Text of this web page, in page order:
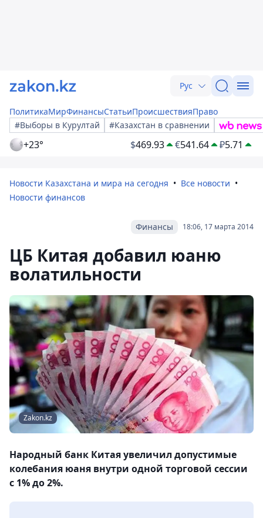
Рус
ПолитикаМирФинансыСтатьиПроисшествияПраво
#Выборы в Курултай
#Казахстан в сравнении
+23° $469.93 €541.64 ₽5.71
Новости Казахстана и мира на сегодня
Все новости
Новости финансов
18:06, 17 марта 2014
Финансы
ЦБ Китая добавил юаню
волатильности
Zakon.kz
Народный банк Китая увеличил допустимые
колебания юаня внутри одной торговой сессии
с 1% до 2%.